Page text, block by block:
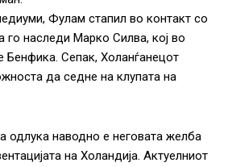
Фулам стапил во контакт со
го наследи Марко Силва, кој во
Бенфика. Сепак, Холанѓанецот
да седне на клупата на
одлука наводно е неговата желба
на Холандија. Актуелниот